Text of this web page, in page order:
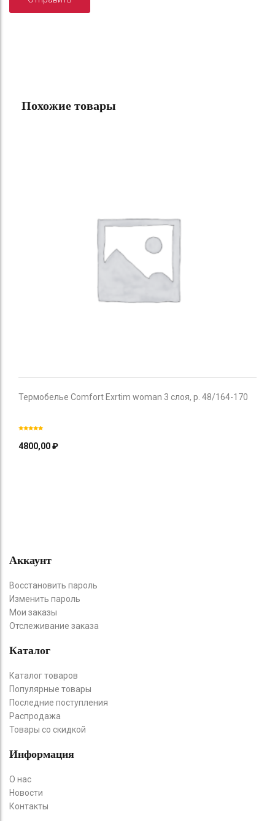
Похожие товары
Термобелье Comfort Exrtim woman 3 слоя, р. 48/164-170
4800,00₽
Аккаунт
Восстановить пароль
Изменить пароль
Мои заказы
Отслеживание заказа
Каталог
Каталог товаров
Популярные товары
Последние поступления
Распродажа
Товары со скидкой
Информация
О нас
Новости
Контакты